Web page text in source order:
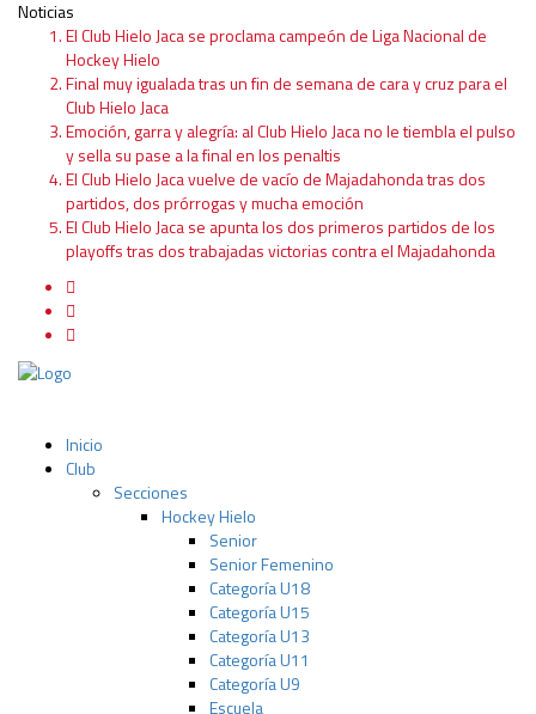
Noticias
El Club Hielo Jaca se proclama campeón de Liga Nacional de
Hockey Hielo
Final muy igualada tras un fin de semana de cara y cruz para el
Club Hielo Jaca
Emoción, garra y alegría: al Club Hielo Jaca no le tiembla el pulso
y sella su pase a la final en los penaltis
El Club Hielo Jaca vuelve de vacío de Majadahonda tras dos
partidos, dos prórrogas y mucha emoción
El Club Hielo Jaca se apunta los dos primeros partidos de los
playoffs tras dos trabajadas victorias contra el Majadahonda
Inicio
Club
Secciones
Hockey Hielo
Senior
Senior Femenino
Categoría U18
Categoría U15
Categoría U13
Categoría U11
Categoría U9
Escuela